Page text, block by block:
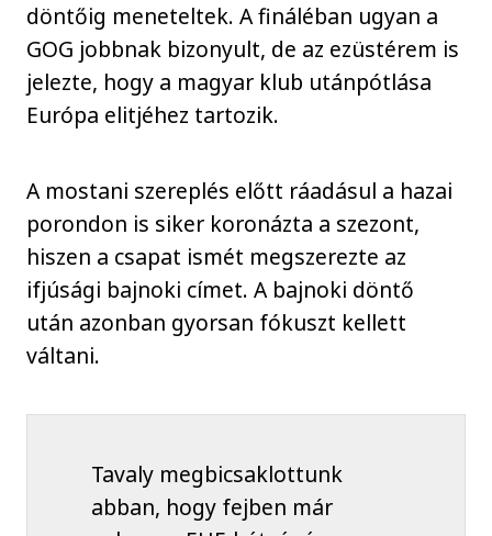
döntőig meneteltek. A fináléban ugyan a
GOG jobbnak bizonyult, de az ezüstérem is
jelezte, hogy a magyar klub utánpótlása
Európa elitjéhez tartozik.
A mostani szereplés előtt ráadásul a hazai
porondon is siker koronázta a szezont,
hiszen a csapat ismét megszerezte az
ifjúsági bajnoki címet. A bajnoki döntő
után azonban gyorsan fókuszt kellett
váltani.
Tavaly megbicsaklottunk
abban, hogy fejben már